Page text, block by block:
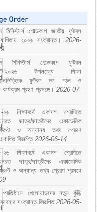
মিনিস্টার্স গোল্ডকাপ জাতীয় ফুটবল
২০২৬ সংক্রান্ত। 2026-
মিনিস্টার্স গোল্ডকাপ ফুটবল
২০২৬ উপলক্ষ্যে শিক্ষা
ফুটবল দল গঠন ও
গ্রহণ প্রসঙ্গে। 2026-07-
২৬ শিক্ষাবর্ষে একাদশ শ্রেণিতে
ছাত্র/ছাত্রীদের একাডেমিক
ও অন্যান্য তথ্য প্রেরণ
বিজ্ঞপ্তি 2026-06-14
২৬ শিক্ষাবর্ষে একাদশ শ্রেণিতে
ছাত্র/ছাত্রীদের একাডেমিক
ও অন্যান্য তথ্য প্রেরণ প্রসঙ্গে
প্রতিষ্ঠানে খেলোয়াড়দের নতুন কুঁড়ি
ব্যবহার সংক্রান্ত বিজ্ঞপ্তি 2026-05-